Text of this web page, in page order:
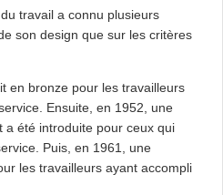
travail a connu plusieurs
son design que sur les critères
en bronze pour les travailleurs
Ensuite, en 1952, une
a été introduite pour ceux qui
Puis, en 1961, une
les travailleurs ayant accompli